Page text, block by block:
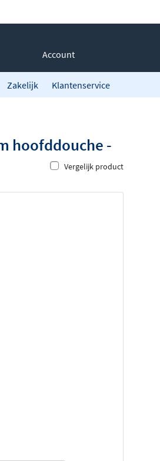
Account
Zakelijk Klantenservice
hoofddouche -
Vergelijk product